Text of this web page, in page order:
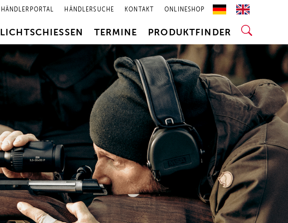
HÄNDLERPORTAL HÄNDLERSUCHE KONTAKT ONLINESHOP
LICHTSCHIESSEN TERMINE PRODUKTFINDER